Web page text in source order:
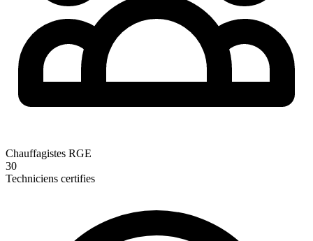
Chauffagistes RGE
30
Techniciens certifies